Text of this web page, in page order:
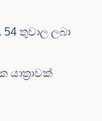
තුවාල ලබා
යාත්‍රාවක්